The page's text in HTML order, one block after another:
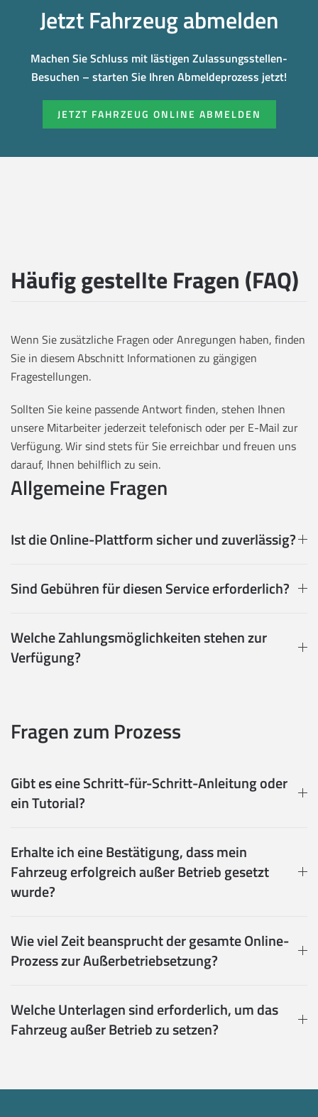
Jetzt Fahrzeug abmelden
Machen Sie Schluss mit lästigen Zulassungsstellen-
Besuchen – starten Sie Ihren Abmeldeprozess jetzt!
JETZT FAHRZEUG ONLINE ABMELDEN
Häufig gestellte Fragen (FAQ)
Wenn Sie zusätzliche Fragen oder Anregungen haben, finden
Sie in diesem Abschnitt Informationen zu gängigen
Fragestellungen.
Sollten Sie keine passende Antwort finden, stehen Ihnen
unsere Mitarbeiter jederzeit telefonisch oder per E-Mail zur
Verfügung. Wir sind stets für Sie erreichbar und freuen uns
darauf, Ihnen behilflich zu sein.
Allgemeine Fragen
Ist die Online-Plattform sicher und zuverlässig?
Sind Gebühren für diesen Service erforderlich?
Welche Zahlungsmöglichkeiten stehen zur
Verfügung?
Fragen zum Prozess
Gibt es eine Schritt-für-Schritt-Anleitung oder
ein Tutorial?
Erhalte ich eine Bestätigung, dass mein
Fahrzeug erfolgreich außer Betrieb gesetzt
wurde?
Wie viel Zeit beansprucht der gesamte Online-
Prozess zur Außerbetriebsetzung?
Welche Unterlagen sind erforderlich, um das
Fahrzeug außer Betrieb zu setzen?